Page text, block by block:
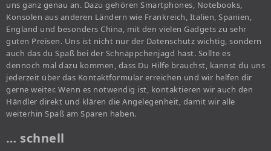
uns ganz genau an. Dazu gehören Smartphones, Notebooks,
Konsolen aus anderen Ländern wie Frankreich, Italien, Spanien,
England und besonders China, mit den vielen Gadgets zu sehr
guten Preisen. Uns ist nicht nur der Datenschutz wichtig, sondern
auch das du Spaß bei der Schnäppchenjagd hast. Sollte es
dennoch mal dazu kommen, dass Du Hilfe brauchst, kannst du uns
jederzeit über das Kontaktformular erreichen und wir helfen dir
gerne weiter. Wenn es notwendig ist, kontaktieren wir auch den
Händler direkt und klären die Angelegenheit, damit wir alle
weiterhin Spaß am Sparen haben.
… schnell